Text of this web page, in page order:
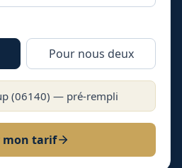
Pour nous deux
(06140) — pré-rempli
mon tarif